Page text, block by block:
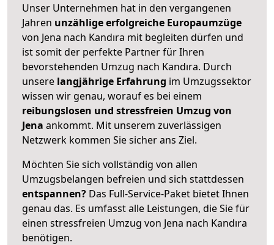
Unser Unternehmen hat in den vergangenen
Jahren unzählige erfolgreiche Europaumzüge
von Jena nach Kandıra mit begleiten dürfen und
ist somit der perfekte Partner für Ihren
bevorstehenden Umzug nach Kandıra. Durch
unsere langjährige Erfahrung im Umzugssektor
wissen wir genau, worauf es bei einem
reibungslosen und stressfreien Umzug von
Jena ankommt. Mit unserem zuverlässigen
Netzwerk kommen Sie sicher ans Ziel.
Möchten Sie sich vollständig von allen
Umzugsbelangen befreien und sich stattdessen
entspannen? Das Full-Service-Paket bietet Ihnen
genau das. Es umfasst alle Leistungen, die Sie für
einen stressfreien Umzug von Jena nach Kandıra
benötigen.